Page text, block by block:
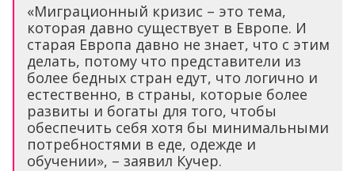
«Миграционный кризис – это тема,
которая давно существует в Европе. И
старая Европа давно не знает, что с этим
делать, потому что представители из
более бедных стран едут, что логично и
естественно, в страны, которые более
развиты и богаты для того, чтобы
обеспечить себя хотя бы минимальными
потребностями в еде, одежде и
обучении», – заявил Кучер.